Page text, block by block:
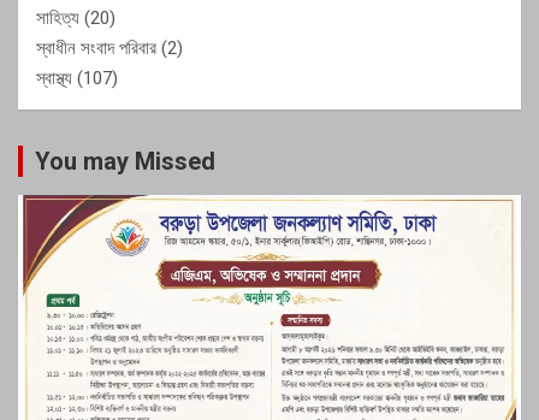
সাহিত্য (20)
স্বাধীন সংবাদ পরিবার (2)
স্বাস্থ্য (107)
You may Missed